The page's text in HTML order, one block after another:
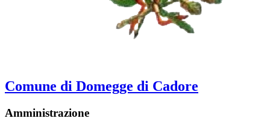
Comune di Domegge di Cadore
Amministrazione